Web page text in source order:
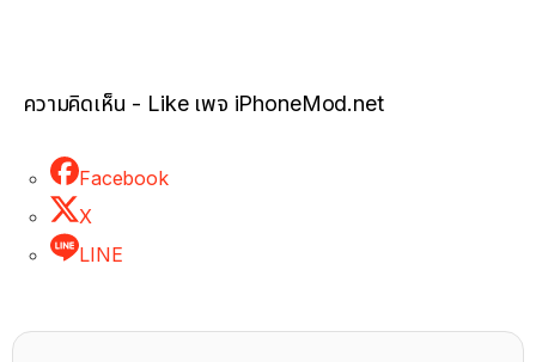
ความคิดเห็น - Like เพจ iPhoneMod.net
Facebook
X
LINE